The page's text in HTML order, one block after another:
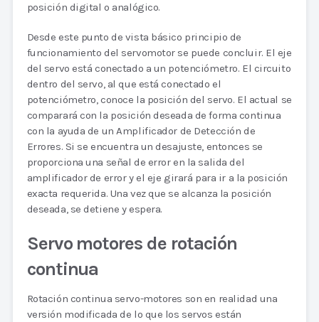
posición digital o analógico.
Desde este punto de vista básico principio de
funcionamiento del servomotor se puede concluir. El eje
del servo está conectado a un potenciómetro. El circuito
dentro del servo, al que está conectado el
potenciómetro, conoce la posición del servo. El actual se
comparará con la posición deseada de forma continua
con la ayuda de un Amplificador de Detección de
Errores. Si se encuentra un desajuste, entonces se
proporciona una señal de error en la salida del
amplificador de error y el eje girará para ir a la posición
exacta requerida. Una vez que se alcanza la posición
deseada, se detiene y espera.
Servo motores de rotación
continua
Rotación continua servo-motores son en realidad una
versión modificada de lo que los servos están